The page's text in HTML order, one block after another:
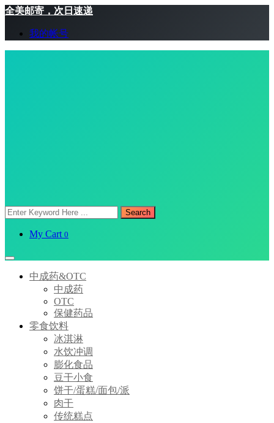
全美邮寄，次日速递
我的帐号
Search
My Cart 0
中成药&OTC
中成药
OTC
保健药品
零食饮料
冰淇淋
水饮冲调
膨化食品
豆干小食
饼干/蛋糕/面包/派
肉干
传统糕点